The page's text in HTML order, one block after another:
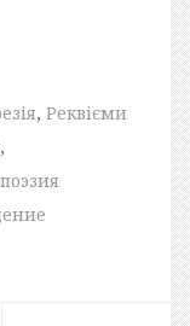
, Реквієми
,